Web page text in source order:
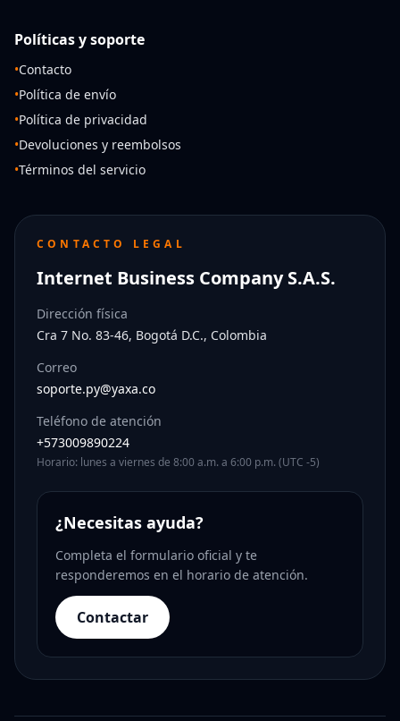
Políticas y soporte
•Contacto
•Política de envío
•Política de privacidad
•Devoluciones y reembolsos
•Términos del servicio
CONTACTO LEGAL
Internet Business Company S.A.S.
Dirección física
Cra 7 No. 83-46, Bogotá D.C., Colombia
Correo
soporte.py@yaxa.co
Teléfono de atención
+573009890224
Horario: lunes a viernes de 8:00 a.m. a 6:00 p.m. (UTC -5)
¿Necesitas ayuda?
Completa el formulario oficial y te
responderemos en el horario de atención.
Contactar